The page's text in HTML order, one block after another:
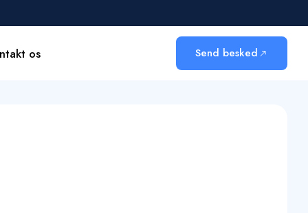
os Send besked